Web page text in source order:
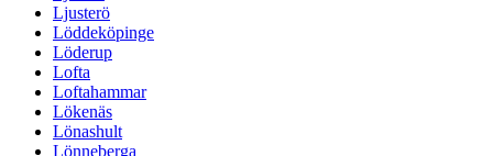
Ljusterö
Löddeköpinge
Löderup
Lofta
Loftahammar
Lökenäs
Lönashult
Lönneberga